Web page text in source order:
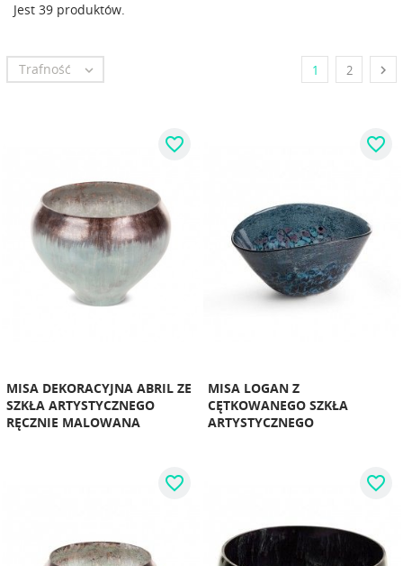
Jest 39 produktów.
Trafność  1 2 
MISA DEKORACYJNA ABRIL ZE
SZKŁA ARTYSTYCZNEGO
RĘCZNIE MALOWANA
favorite_border
MISA LOGAN Z
CĘTKOWANEGO SZKŁA
ARTYSTYCZNEGO
favorite_border
favorite_border favorite_border